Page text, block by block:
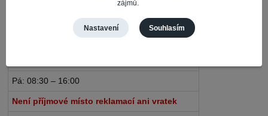
Pá: 08:30 – 16:00
Není příjmové místo reklamací ani vratek
zájmů.
Nastavení Souhlasím